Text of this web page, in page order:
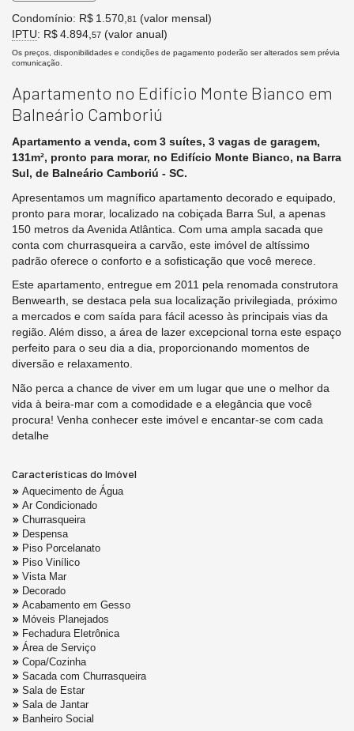
Condomínio: R$ 1.570, 81 (valor mensal)
IPTU: R$ 4.894, 57 (valor anual)
Os preços, disponibilidades e condições de pagamento poderão ser alterados sem prévia
comunicação.
Apartamento no Edifício Monte Bianco em
Balneário Camboriú
Apartamento a venda, com 3 suítes, 3 vagas de garagem,
131m², pronto para morar, no Edifício Monte Bianco, na Barra
Sul, de Balneário Camboriú - SC.
Apresentamos um magnífico apartamento decorado e equipado,
pronto para morar, localizado na cobiçada Barra Sul, a apenas
150 metros da Avenida Atlântica. Com uma ampla sacada que
conta com churrasqueira a carvão, este imóvel de altíssimo
padrão oferece o conforto e a sofisticação que você merece.
Este apartamento, entregue em 2011 pela renomada construtora
Benwearth, se destaca pela sua localização privilegiada, próximo
a mercados e com saída para fácil acesso às principais vias da
região. Além disso, a área de lazer excepcional torna este espaço
perfeito para o seu dia a dia, proporcionando momentos de
diversão e relaxamento.
Não perca a chance de viver em um lugar que une o melhor da
vida à beira-mar com a comodidade e a elegância que você
procura! Venha conhecer este imóvel e encantar-se com cada
detalhe
Características do Imóvel
Aquecimento de Água
Ar Condicionado
Churrasqueira
Despensa
Piso Porcelanato
Piso Vinílico
Vista Mar
Decorado
Acabamento em Gesso
Móveis Planejados
Fechadura Eletrônica
Área de Serviço
Copa/Cozinha
Sacada com Churrasqueira
Sala de Estar
Sala de Jantar
Banheiro Social